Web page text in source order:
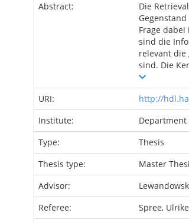
Abstract:
Die
Frage
sind die
relevant die
sind. Die
URI:
http://
Institute:
Type:
Thesis
Thesis type:
Master
Advisor:
Referee:
Spree, Ulrike